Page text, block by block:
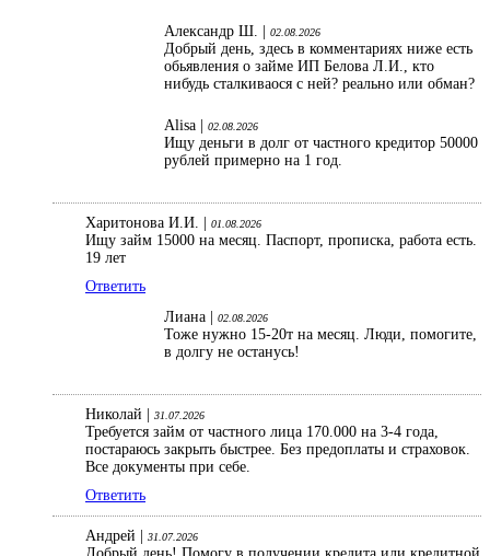
Александр Ш. | 02.08.2026
Добрый день, здесь в комментариях ниже есть
обьявления о займе ИП Белова Л.И., кто
нибудь сталкиваося с ней? реально или обман?
Alisa | 02.08.2026
Ищу деньги в долг от частного кредитор 50000
рублей примерно на 1 год.
Харитонова И.И. | 01.08.2026
Ищу займ 15000 на месяц. Паспорт, прописка, работа есть.
19 лет
Ответить
Лиана |
02.08.2026
Тоже нужно 15-20т на месяц. Люди, помогите,
в долгу не останусь!
Николай | 31.07.2026
Требуется займ от частного лица 170.000 на 3-4 года,
постараюсь закрыть быстрее. Без предоплаты и страховок.
Все документы при себе.
Ответить
Андрей | 31.07.2026